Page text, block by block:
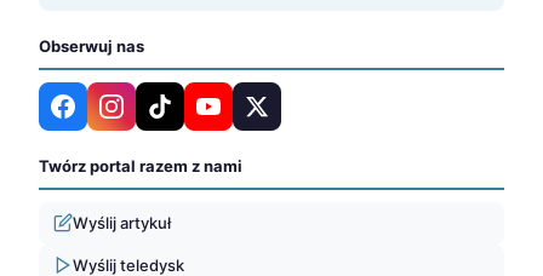
Obserwuj nas
Twórz portal razem z nami
Wyślij artykuł
Wyślij teledysk